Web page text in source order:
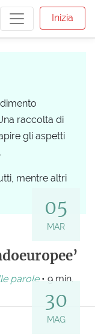
Inizia
raccolta di
gli aspetti
mentre altri
05
MAR
parole • 9 min.
30
MAG